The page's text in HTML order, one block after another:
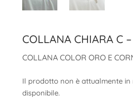
COLLANA CHIARA C
COLLANA COLOR ORO E
Il prodotto non è attualmente in
disponibile.